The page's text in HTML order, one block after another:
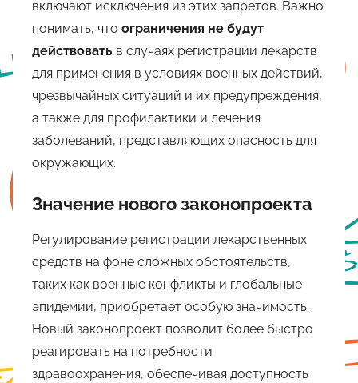
включают исключения из этих запретов. Важно
понимать, что ограничения не будут
действовать в случаях регистрации лекарств
для применения в условиях военных действий,
чрезвычайных ситуаций и их предупреждения,
а также для профилактики и лечения
заболеваний, представляющих опасность для
окружающих.
Значение нового законопроекта
Регулирование регистрации лекарственных
средств на фоне сложных обстоятельств,
таких как военные конфликты и глобальные
эпидемии, приобретает особую значимость.
Новый законопроект позволит более быстро
реагировать на потребности
здравоохранения, обеспечивая доступность